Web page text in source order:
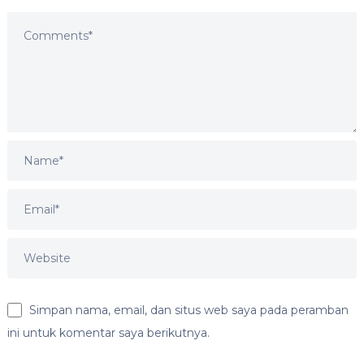
Simpan nama, email, dan situs web saya pada peramban
ini untuk komentar saya berikutnya.